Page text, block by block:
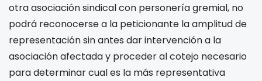
otra asociación sindical con personería gremial, no
podrá reconocerse a la peticionante la amplitud de
representación sin antes dar intervención a la
asociación afectada y proceder al cotejo necesario
para determinar cual es la más representativa